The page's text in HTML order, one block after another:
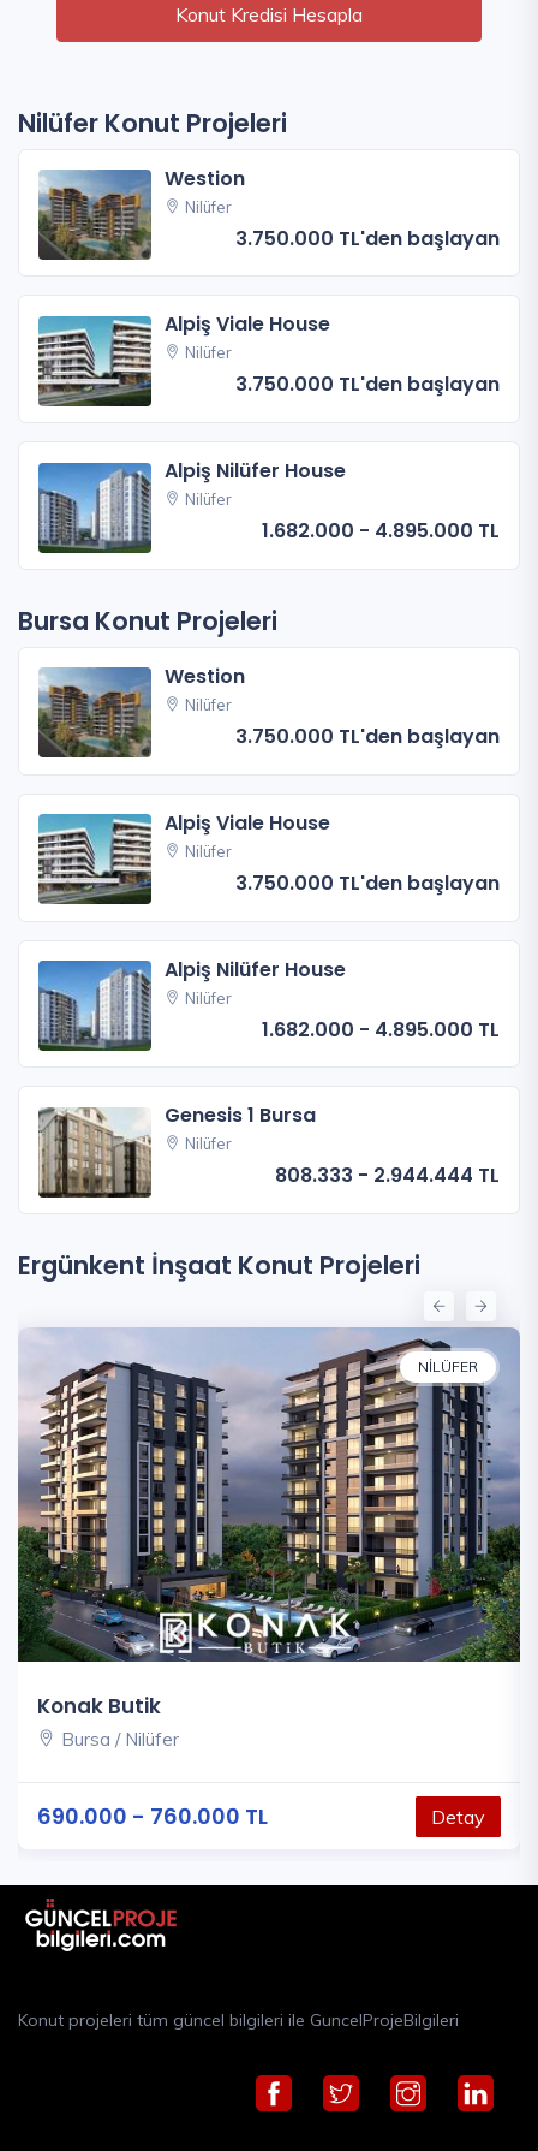
Konut Kredisi Hesapla
Nilüfer Konut Projeleri
Westion
Nilüfer
3.750.000 TL'den başlayan
Alpiş Viale House
Nilüfer
3.750.000 TL'den başlayan
Alpiş Nilüfer House
Nilüfer
1.682.000 - 4.895.000 TL
Bursa Konut Projeleri
Westion
Nilüfer
3.750.000 TL'den başlayan
Alpiş Viale House
Nilüfer
3.750.000 TL'den başlayan
Alpiş Nilüfer House
Nilüfer
1.682.000 - 4.895.000 TL
Genesis 1 Bursa
Nilüfer
808.333 - 2.944.444 TL
Ergünkent İnşaat Konut Projeleri
NILÜFER
Konak Butik
Bursa / Nilüfer
690.000 - 760.000 TL Detay
Konut projeleri tüm güncel bilgileri ile GuncelProjeBilgileri